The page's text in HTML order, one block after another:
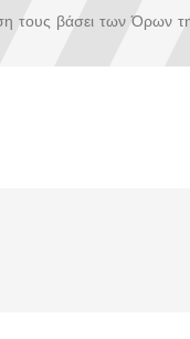
τους βάσει των Όρων